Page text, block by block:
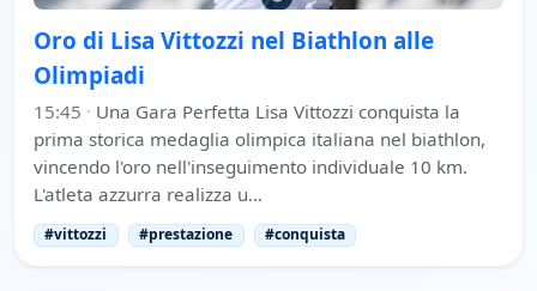
Oro di Lisa Vittozzi nel Biathlon alle
Olimpiadi
15:45 · Una Gara Perfetta Lisa Vittozzi conquista la
prima storica medaglia olimpica italiana nel biathlon,
vincendo l'oro nell'inseguimento individuale 10 km.
L'atleta azzurra realizza u…
#vittozzi #prestazione #conquista